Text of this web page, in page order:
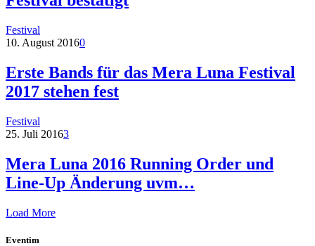
Festival
10. August 20160
Erste Bands für das Mera Luna Festival
2017 stehen fest
Festival
25. Juli 20163
Mera Luna 2016 Running Order und
Line-Up Änderung uvm…
Load More
Eventim